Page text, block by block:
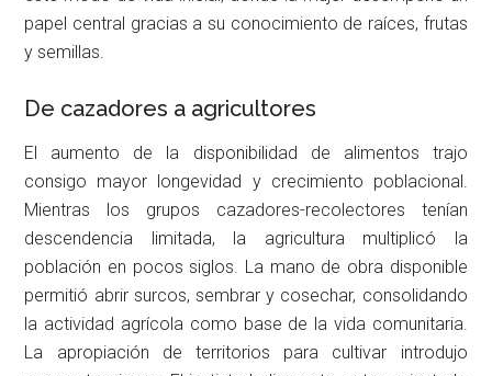
papel central gracias a su conocimiento de raíces, frutas
y semillas.
De cazadores a agricultores
El aumento de la disponibilidad de alimentos trajo
consigo mayor longevidad y crecimiento poblacional.
Mientras los grupos cazadores-recolectores tenían
descendencia limitada, la agricultura multiplicó la
población en pocos siglos. La mano de obra disponible
permitió abrir surcos, sembrar y cosechar, consolidando
la actividad agrícola como base de la vida comunitaria.
La apropiación de territorios para cultivar introdujo